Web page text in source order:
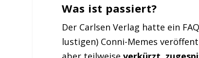
Was ist passiert?
Der Carlsen Verlag hatte ein
lustigen) Conni-Memes